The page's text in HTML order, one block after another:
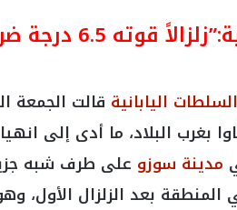
السلطة
السلطات اليابانية
بغرب البلاد، ما أدى إلى
مدينة سوزو على طرف شبه
في المنطقة بعد الزلزال